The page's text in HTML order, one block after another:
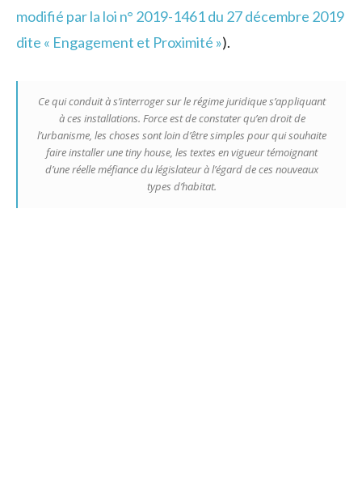
modifié par la loi n° 2019-1461 du 27 décembre 2019
dite « Engagement et Proximité »).
Ce qui conduit à s’interroger sur le régime juridique s’appliquant
à ces installations. Force est de constater qu’en droit de
l’urbanisme, les choses sont loin d’être simples pour qui souhaite
faire installer une tiny house, les textes en vigueur témoignant
d’une réelle méfiance du législateur à l’égard de ces nouveaux
types d’habitat.